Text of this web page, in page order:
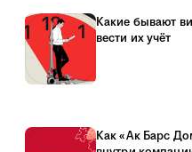
Какие бывают
вести их учёт
Как «Ак Барс